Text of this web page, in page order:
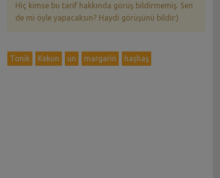
Hiç kimse bu tarif hakkında görüş bildirmemiş. Sen
de mi öyle yapacaksın? Haydi görüşünü bildir:)
Tonik Kekun un margarin haşhaş